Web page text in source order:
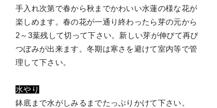
手入れ次第で春から秋までかわいい水蓮の様な花が
楽しめます。春の花が一通り終わったら芽の元から
2～3葉残して切って下さい。新しい芽が伸びて再び
つぼみが出来ます。冬期は寒さを避けて室内等で管
理して下さい。
水やり
鉢底まで水がしみるまでたっぷりかけて下さい。